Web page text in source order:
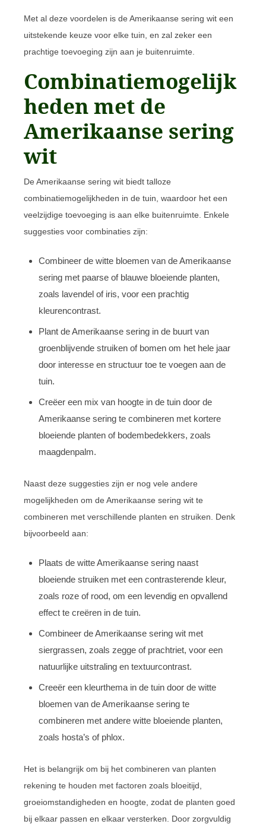
Met al deze voordelen is de Amerikaanse sering wit een
uitstekende keuze voor elke tuin, en zal zeker een
prachtige toevoeging zijn aan je buitenruimte.
Combinatiemogelijk
heden met de
Amerikaanse sering
wit
De Amerikaanse sering wit biedt talloze
combinatiemogelijkheden in de tuin, waardoor het een
veelzijdige toevoeging is aan elke buitenruimte. Enkele
suggesties voor combinaties zijn:
Combineer de witte bloemen van de Amerikaanse
sering met paarse of blauwe bloeiende planten,
zoals lavendel of iris, voor een prachtig
kleurencontrast.
Plant de Amerikaanse sering in de buurt van
groenblijvende struiken of bomen om het hele jaar
door interesse en structuur toe te voegen aan de
tuin.
Creëer een mix van hoogte in de tuin door de
Amerikaanse sering te combineren met kortere
bloeiende planten of bodembedekkers, zoals
maagdenpalm.
Naast deze suggesties zijn er nog vele andere
mogelijkheden om de Amerikaanse sering wit te
combineren met verschillende planten en struiken. Denk
bijvoorbeeld aan:
Plaats de witte Amerikaanse sering naast
bloeiende struiken met een contrasterende kleur,
zoals roze of rood, om een levendig en opvallend
effect te creëren in de tuin.
Combineer de Amerikaanse sering wit met
siergrassen, zoals zegge of prachtriet, voor een
natuurlijke uitstraling en textuurcontrast.
Creeër een kleurthema in de tuin door de witte
bloemen van de Amerikaanse sering te
combineren met andere witte bloeiende planten,
zoals hosta’s of phlox.
Het is belangrijk om bij het combineren van planten
rekening te houden met factoren zoals bloeitijd,
groeiomstandigheden en hoogte, zodat de planten goed
bij elkaar passen en elkaar versterken. Door zorgvuldig